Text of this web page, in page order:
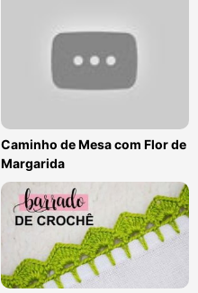
Caminho de Mesa com Flor de
Margarida